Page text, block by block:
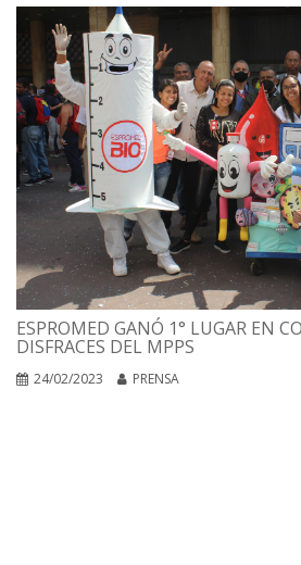
ESPROMED GANÓ 1° LUGAR EN
DISFRACES DEL MPPS
24/02/2023 PRENSA